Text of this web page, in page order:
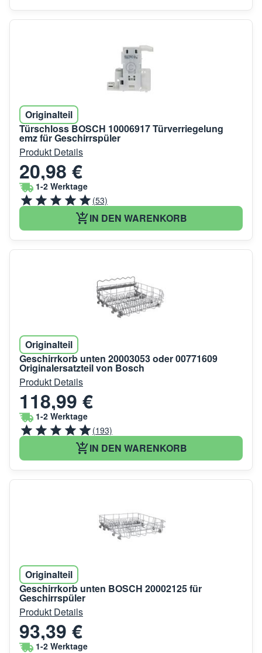
Originalteil
Türschloss BOSCH 10006917 Türverriegelung
emz für Geschirrspüler
Produkt Details
20,98 €
1-2 Werktage
(53)
IN DEN WARENKORB
Originalteil
Geschirrkorb unten 20003053 oder 00771609
Originalersatzteil von Bosch
Produkt Details
118,99 €
1-2 Werktage
(193)
IN DEN WARENKORB
Originalteil
Geschirrkorb unten BOSCH 20002125 für
Geschirrspüler
Produkt Details
93,39 €
1-2 Werktage